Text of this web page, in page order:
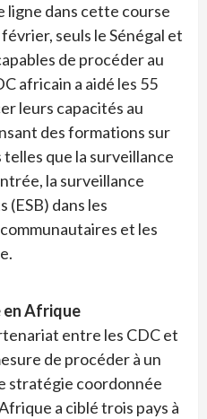
ligne dans cette course
seuls le Sénégal et
de procéder au
africain a aidé les 55
leurs capacités au
des formations sur
que la surveillance
la surveillance
(ESB) dans les
et les
Afrique
entre les CDC et
de procéder à un
stratégie coordonnée
a ciblé trois pays à